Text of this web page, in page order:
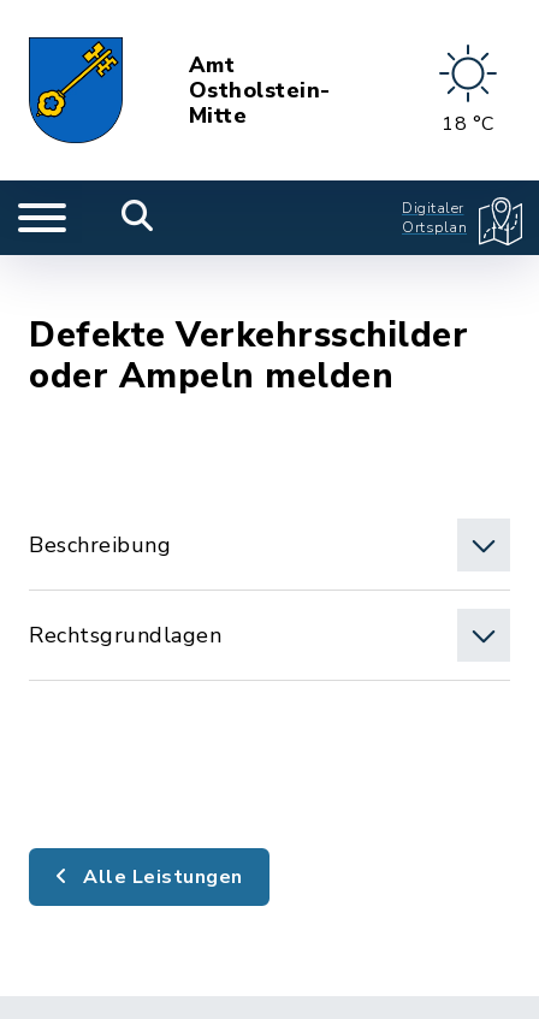
Amt
Ostholstein-
Mitte
18 °C
Digitaler
Ortsplan
Defekte Verkehrsschilder
oder Ampeln melden
Beschreibung
Rechtsgrundlagen
Alle Leistungen